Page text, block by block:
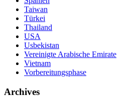
Taiwan
Türkei
Thailand
USA
Usbekistan
Vereinigte Arabische Emirate
Vietnam
Vorbereitungsphase
Archives